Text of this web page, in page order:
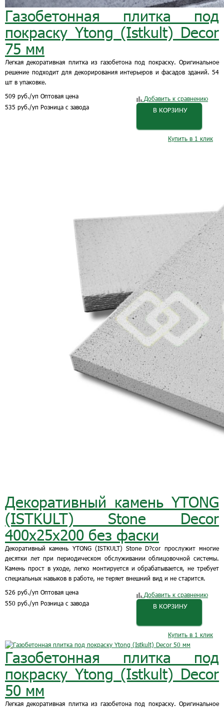
Газобетонная плитка под
покраску Ytong (Istkult) Decor
75 мм
Легкая декоративная плитка из газобетона под покраску. Оригинальное
решение подходит для декорирования интерьеров и фасадов зданий. 54
шт в упаковке.
509 руб./уп Оптовая цена
535 руб./уп Розница с завода
Добавить к сравнению
В КОРЗИНУ
Купить в 1 клик
Декоративный камень YTONG
(ISTKULT) Stone Decor
400x25x200 без фаски
Декоративный камень YTONG (ISTKULT) Stone D?cor прослужит многие
десятки лет при периодическом обслуживании облицовочной системы.
Камень прост в уходе, легко монтируется и обрабатывается, не требует
специальных навыков в работе, не теряет внешний вид и не старится.
526 руб./уп Оптовая цена
550 руб./уп Розница с завода
Добавить к сравнению
В КОРЗИНУ
Купить в 1 клик
Газобетонная плитка под
покраску Ytong (Istkult) Decor
50 мм
Легкая декоративная плитка из газобетона под покраску. Оригинальное